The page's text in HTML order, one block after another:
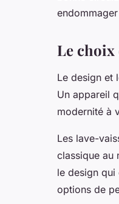
Le choix
Le design et
Un appareil
modernité à
Les lave-
classique au
le design
options de